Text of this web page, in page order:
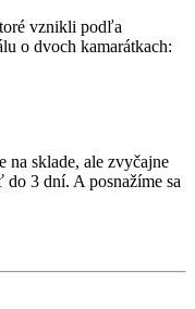
vznikli podľa
o dvoch kamarátkach:
na sklade, ale zvyčajne
3 dní. A posnažíme sa